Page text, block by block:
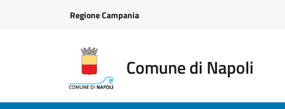
Regione Campania
Comune di Napoli